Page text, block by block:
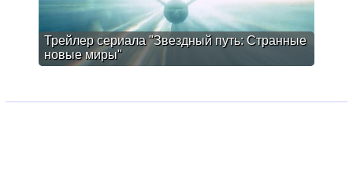
Трейлер сериала "Звездный путь: Странные
новые миры"